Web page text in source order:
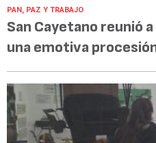
PAN, PAZ Y TRABAJO
San Cayetano reunió
una emotiva